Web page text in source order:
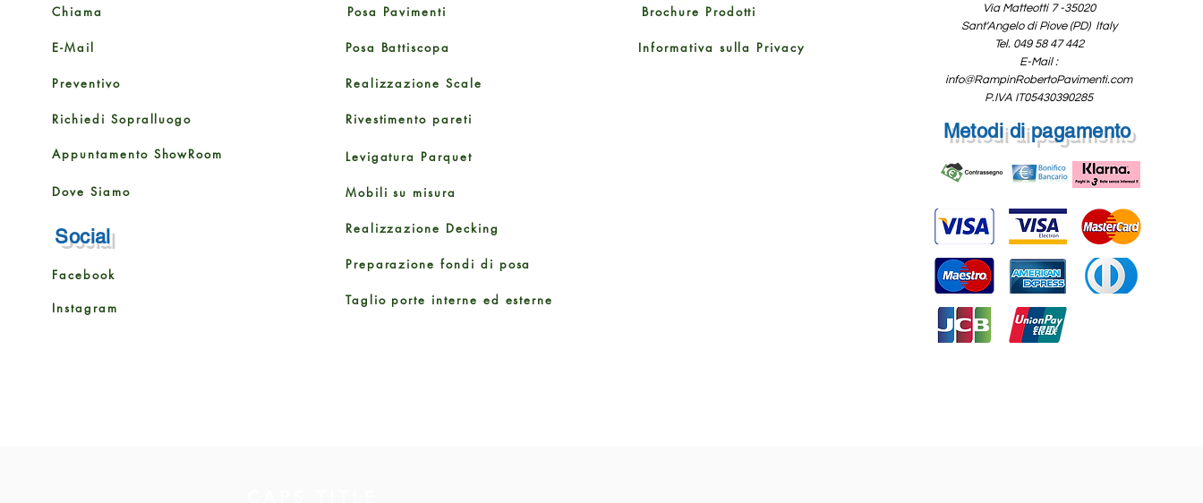
Chiama
E-Mail
Preventivo
Appuntamento ShowRoom
Richiedi Sopralluogo
Dove Siamo
Social
Facebook
Instagram
Posa Pavimenti
Posa Battiscopa
Realizzazione Scale
Rivestimento pareti
Levigatura Parquet
Mobili su misura
Realizzazione Decking
Preparazione fondi di posa
Taglio porte interne ed esterne
Brochure Prodotti
Informativa sulla Privacy
Via Matteotti 7 -35020
Sant'Angelo di Piove (PD) Italy
Tel. 049 58 47 442
E-Mail :
info@RampinRobertoPavimenti.com
P.IVA IT05430390285
Metodi di pagamento